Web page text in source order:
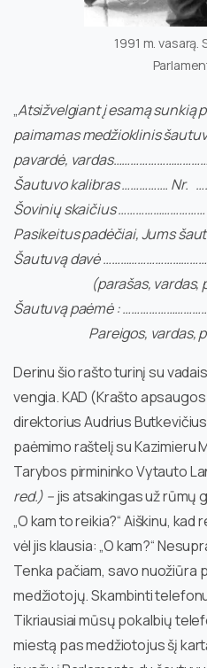
1991 m. vasarą.
„Atsižvelgiant į esamą sunkią
paimamas medžioklinis
pavardė,
Šautuvo kalibras ……………. Nr.
Šovinių skaičius …………………………
Pasikeitus padėčiai, Jums
Šautuvą davė
(parašas, vardas,
Šautuvą paėmė :
Pareigos, vardas,
Derinu šio rašto turinį su
vengia. KAD (Krašto
direktorius Audrius
paėmimo raštelį su Kazimieru
Tarybos pirmininko Vytauto
red.) –jis atsakingas už rūmų
„O kam to reikia?“ Aiškinu,
vėl jis klausia: „O kam?“
Tenka pačiam, savo nuožiūra
medžiotojų. Skambinti
Tikriausiai mūsų pokalbių
miestą pas medžiotojus šį